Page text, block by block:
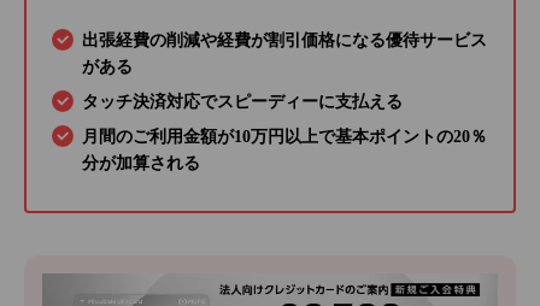
出張経費の削減や経費が割引価格になる優待サービス
がある
タッチ決済対応でスピーディーに支払える
月間のご利用金額が10万円以上で基本ポイントの20％
分が加算される